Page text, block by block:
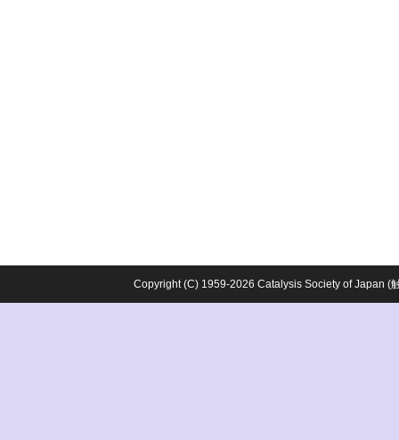
Copyright (C) 1959-2026 Catalysis Society of Japan (